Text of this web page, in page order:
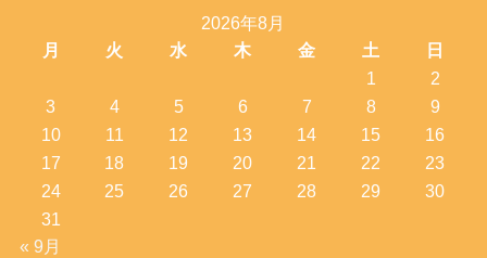
2026年8月
月
火 水 木 金 土
日
1
2
3
4 5 6 7 8
9
10
11 12 13 14 15
16
17
18 19 20 21 22
23
24
25 26 27 28 29
30
31
« 9月